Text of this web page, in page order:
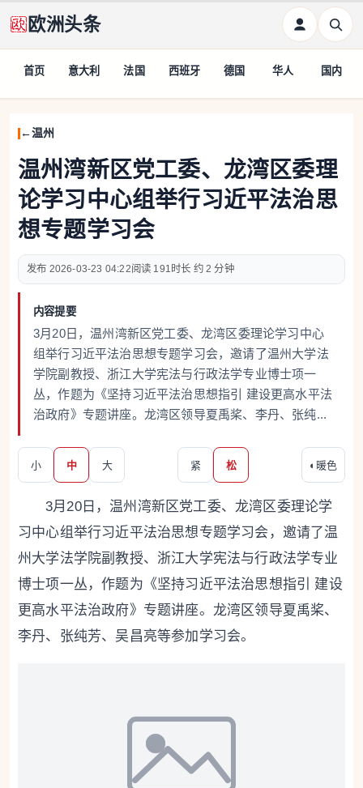
欧洲头条
首页 意大利 法国 西班牙 德国 华人 国内
温州
温州湾新区党工委、龙湾区委理
论学习中心组举行习近平法治思
想专题学习会
2026-03-23 04:22 191 约 2 分钟
内容提要
3月20日，温州湾新区党工委、龙湾区委理论学习中心
组举行习近平法治思想专题学习会，邀请了温州大学法
学院副教授、浙江大学宪法与行政法学专业博士项一
丛，作题为《坚持习近平法治思想指引 建设更高水平法
治政府》专题讲座。龙湾区领导夏禹桨、李丹、张纯...
小 中 大 紧 松 ◐ 暖色
3月20日，温州湾新区党工委、龙湾区委理论学
习中心组举行习近平法治思想专题学习会，邀请了温
州大学法学院副教授、浙江大学宪法与行政法学专业
博士项一丛，作题为《坚持习近平法治思想指引 建设
更高水平法治政府》专题讲座。龙湾区领导夏禹桨、
李丹、张纯芳、吴昌亮等参加学习会。